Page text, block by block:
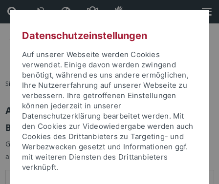
Direkt
zum
Inhalt
Direkt
zur
Fußleiste
Sie sind hier: Startseite
Anmelden
Benutzeranmeldung
Geben Sie Ihren Benutzernamen und Ihr Passwort an um sich
anzumelden:
Datenschutzeinstellungen
Auf unserer Webseite werden Cookies
verwendet. Einige davon werden zwingend
benötigt, während es uns andere ermöglichen,
Ihre Nutzererfahrung auf unserer Webseite zu
verbessern. Ihre getroffenen Einstellungen
können jederzeit in unserer
Datenschutzerklärung bearbeitet werden. Mit
den Cookies zur Videowiedergabe werden auch
Cookies des Drittanbieters zu Targeting- und
Werbezwecken gesetzt und Informationen ggf.
mit weiteren Diensten des Drittanbieters
verknüpft.